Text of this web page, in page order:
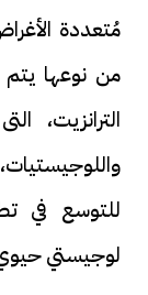
مُتعددة
من نوعها يتم
الترانزيت،
للتوسع في
لوجيستي